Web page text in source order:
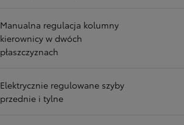
Manualna regulacja kolumny
kierownicy w dwóch
płaszczyznach
Elektrycznie regulowane szyby
przednie i tylne